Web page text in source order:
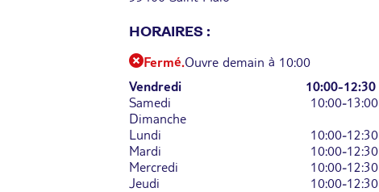
HORAIRES :
Fermé.Ouvre demain à 10:00
Vendredi
10:00-12:30
Samedi
10:00-13:00
Dimanche
Lundi
10:00-12:30
Mardi
10:00-12:30
Mercredi
10:00-12:30
Jeudi
10:00-12:30